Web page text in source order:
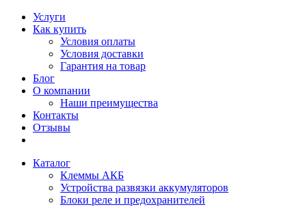
Услуги
Как купить
Условия оплаты
Условия доставки
Гарантия на товар
Блог
О компании
Наши преимущества
Контакты
Отзывы
Каталог
Клеммы АКБ
Устройства развязки аккумуляторов
Блоки реле и предохранителей